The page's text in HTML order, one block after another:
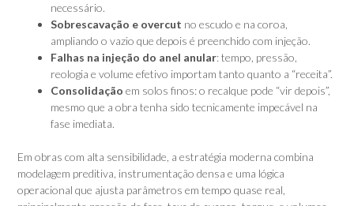
necessário.
Sobrescavação e overcut no escudo e na coroa,
ampliando o vazio que depois é preenchido com injeção.
Falhas na injeção do anel anular: tempo, pressão,
reologia e volume efetivo importam tanto quanto a “receita”.
Consolidação em solos finos: o recalque pode “vir depois”,
mesmo que a obra tenha sido tecnicamente impecável na
fase imediata.
Em obras com alta sensibilidade, a estratégia moderna combina
modelagem preditiva, instrumentação densa e uma lógica
operacional que ajusta parâmetros em tempo quase real,